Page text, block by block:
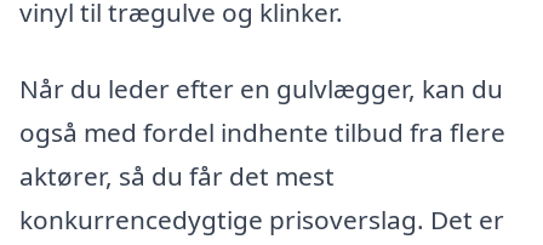
vinyl til trægulve og klinker.
Når du leder efter en gulvlægger, kan du
også med fordel indhente tilbud fra flere
aktører, så du får det mest
konkurrencedygtige prisoverslag. Det er